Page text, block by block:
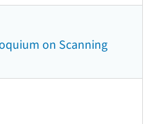
on Scanning